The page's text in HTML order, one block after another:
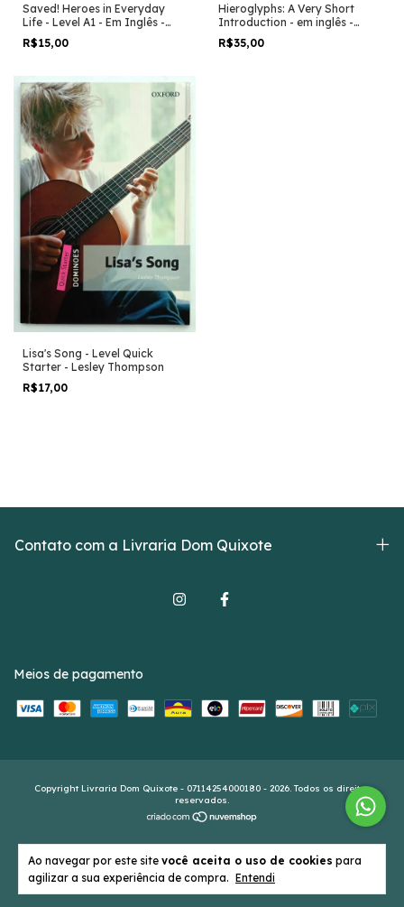
Ao navegar por este site você aceita o uso de cookies para
agilizar a sua experiência de compra. Entendi
Saved! Heroes in Everyday
Life - Level A1 - Em Inglês -
Simon Beaver
R$15,00
Hieroglyphs: A Very Short
Introduction - em inglês -
Penelope Wilson
R$35,00
Lisa's Song - Level Quick
Starter - Lesley Thompson
R$17,00
Contato com a Livraria Dom Quixote
Meios de pagamento
Copyright Livraria Dom Quixote - 07114254000180 - 2026. Todos os direitos
reservados.